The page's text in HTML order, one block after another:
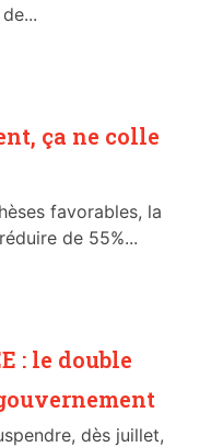
ça ne colle
favorables, la
de 55%...
: le double
dès juillet,